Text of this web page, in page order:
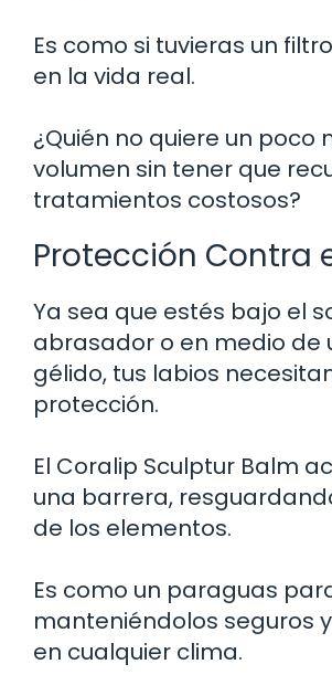
Es como si tuvieras un
en la vida real.
¿Quién no quiere un poco
volumen sin tener que
tratamientos costosos?
Protección Contra
Ya sea que estés bajo el
abrasador o en medio de
gélido, tus labios
protección.
El Coralip Sculptur Balm
una barrera,
de los elementos.
Es como un paraguas
manteniéndolos seguros
en cualquier clima.